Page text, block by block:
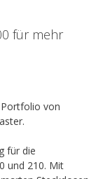
für mehr
von
für die
und 210. Mit